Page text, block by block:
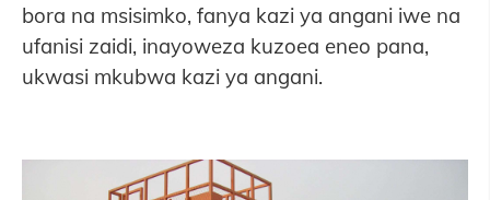
bora na msisimko, fanya kazi ya angani iwe na
ufanisi zaidi, inayoweza kuzoea eneo pana,
ukwasi mkubwa kazi ya angani.